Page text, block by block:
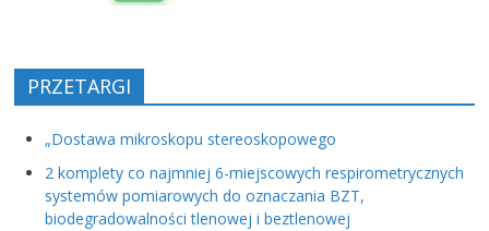
PRZETARGI
„Dostawa mikroskopu stereoskopowego
2 komplety co najmniej 6-miejscowych respirometrycznych
systemów pomiarowych do oznaczania BZT,
biodegradowalności tlenowej i beztlenowej